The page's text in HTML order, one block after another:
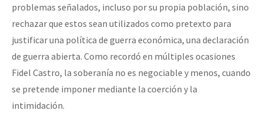
problemas señalados, incluso por su propia población, sino
rechazar que estos sean utilizados como pretexto para
justificar una política de guerra económica, una declaración
de guerra abierta. Como recordó en múltiples ocasiones
Fidel Castro, la soberanía no es negociable y menos, cuando
se pretende imponer mediante la coerción y la
intimidación.